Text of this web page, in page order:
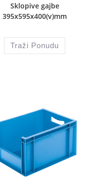
Sklopive gajbe
395x595x400(v)mm
Traži Ponudu